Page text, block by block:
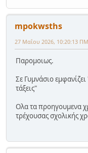
mpokwsths
27 Μαΐου 2026, 10:20:13 ΠΜ
Παρομοιως.
Σε Γυμνάσιο
τάξεις"
Ολα τα προηγουμενα
τρέχουσας σχολικής